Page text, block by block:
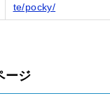
te/pocky/
ージ